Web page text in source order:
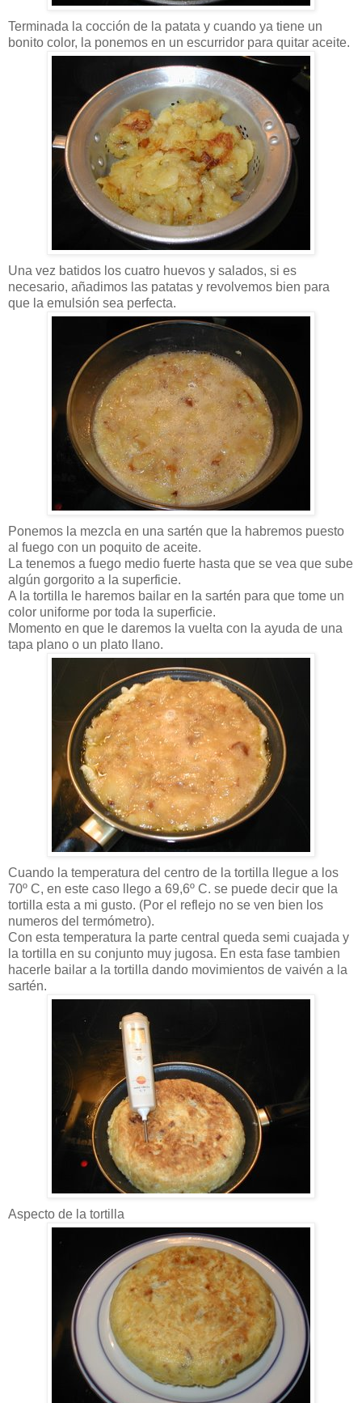
Terminada la cocción de la patata y cuando ya tiene un
bonito color, la ponemos en un escurridor para quitar aceite.
Una vez batidos los cuatro huevos y salados, si es
necesario, añadimos las patatas y revolvemos bien para
que la emulsión sea perfecta.
Ponemos la mezcla en una sartén que la habremos puesto
al fuego con un poquito de aceite.
La tenemos a fuego medio fuerte hasta que se vea que sube
algún gorgorito a la superficie.
A la tortilla le haremos bailar en la sartén para que tome un
color uniforme por toda la superficie.
Momento en que le daremos la vuelta con la ayuda de una
tapa plano o un plato llano.
Cuando la temperatura del centro de la tortilla llegue a los
70º C, en este caso llego a 69,6º C. se puede decir que la
tortilla esta a mi gusto. (Por el reflejo no se ven bien los
numeros del termómetro).
Con esta temperatura la parte central queda semi cuajada y
la tortilla en su conjunto muy jugosa. En esta fase tambien
hacerle bailar a la tortilla dando movimientos de vaivén a la
sartén.
Aspecto de la tortilla